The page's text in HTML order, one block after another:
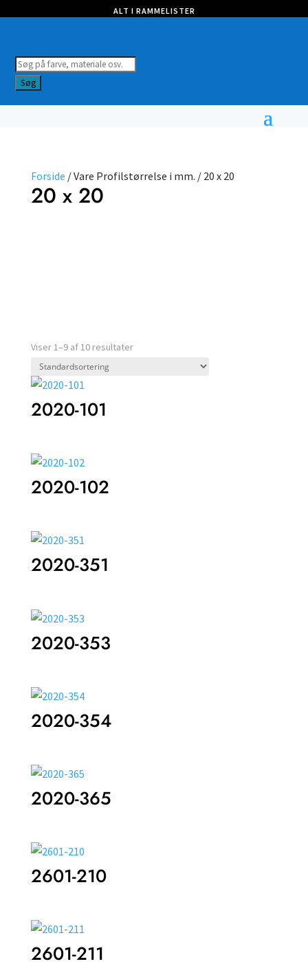
ALT I RAMMELISTER
Products
search
Søg
Forside / Vare Profilstørrelse i mm. / 20 x 20
20 x 20
Viser 1–9 af 10 resultater
2020-101
2020-102
2020-351
2020-353
2020-354
2020-365
2601-210
2601-211